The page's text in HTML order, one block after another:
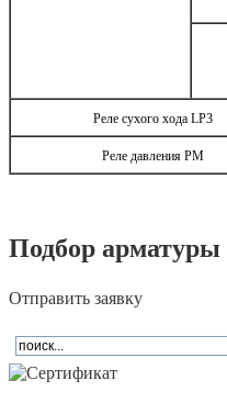
Реле сухого хода LP3
Реле давления РМ
Подбор арматуры
Отправить заявку